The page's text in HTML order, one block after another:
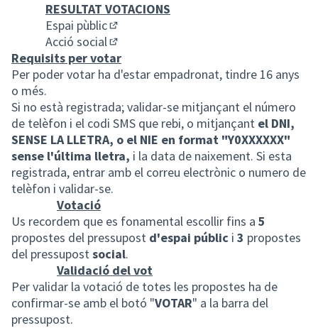
RESULTAT VOTACIONS
Espai pùblic
(Obrir en una pestanya nova)
Acció social
(Obrir en una pestanya nova)
Requisits per votar
Per poder votar ha d'estar empadronat, tindre 16 anys
o més.
Si no està registrada; validar-se mitjançant el número
de telèfon i el codi SMS que rebi, o mitjançant el DNI,
SENSE LA LLETRA, o el NIE en format "Y0XXXXXX"
sense l'última lletra, i la data de naixement. Si esta
registrada, entrar amb el correu electrònic o numero de
telèfon i validar-se.
Votació
Us recordem que es fonamental escollir fins a 5
propostes del pressupost d'espai públic i 3 propostes
del pressupostsocial.
Validació del vot
Per validar la votació de totes les propostes ha de
confirmar-se amb el botó "VOTAR" a la barra del
pressupost.